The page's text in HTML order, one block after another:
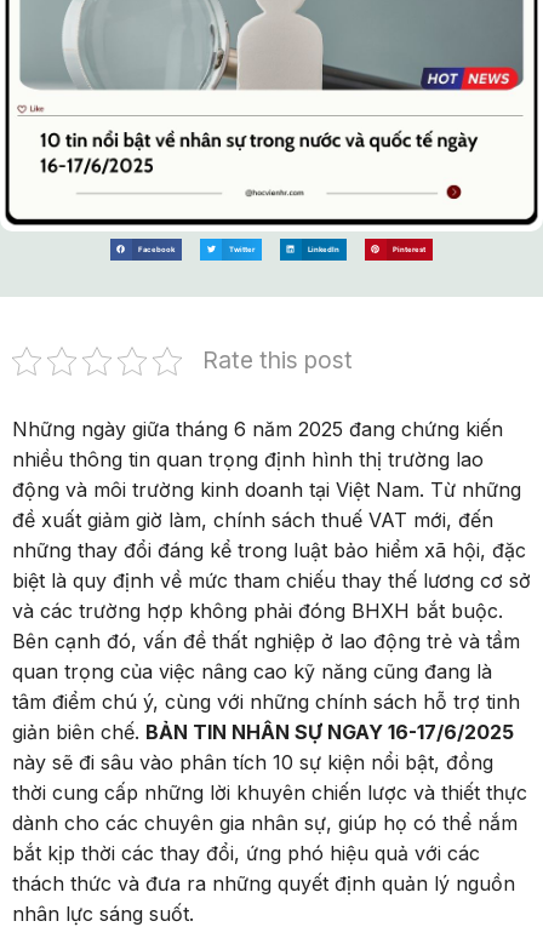
Facebook Twitter LinkedIn Pinterest
Rate this post
Những ngày giữa tháng 6 năm 2025 đang chứng kiến
nhiều thông tin quan trọng định hình thị trường lao
động và môi trường kinh doanh tại Việt Nam. Từ những
đề xuất giảm giờ làm, chính sách thuế VAT mới, đến
những thay đổi đáng kể trong luật bảo hiểm xã hội, đặc
biệt là quy định về mức tham chiếu thay thế lương cơ sở
và các trường hợp không phải đóng BHXH bắt buộc.
Bên cạnh đó, vấn đề thất nghiệp ở lao động trẻ và tầm
quan trọng của việc nâng cao kỹ năng cũng đang là
tâm điểm chú ý, cùng với những chính sách hỗ trợ tinh
giản biên chế. BẢN TIN NHÂN SỰ NGAY 16-17/6/2025
này sẽ đi sâu vào phân tích 10 sự kiện nổi bật, đồng
thời cung cấp những lời khuyên chiến lược và thiết thực
dành cho các chuyên gia nhân sự, giúp họ có thể nắm
bắt kịp thời các thay đổi, ứng phó hiệu quả với các
thách thức và đưa ra những quyết định quản lý nguồn
nhân lực sáng suốt.